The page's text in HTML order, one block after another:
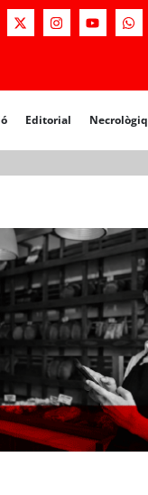
Editorial
Editorial Necrològiques